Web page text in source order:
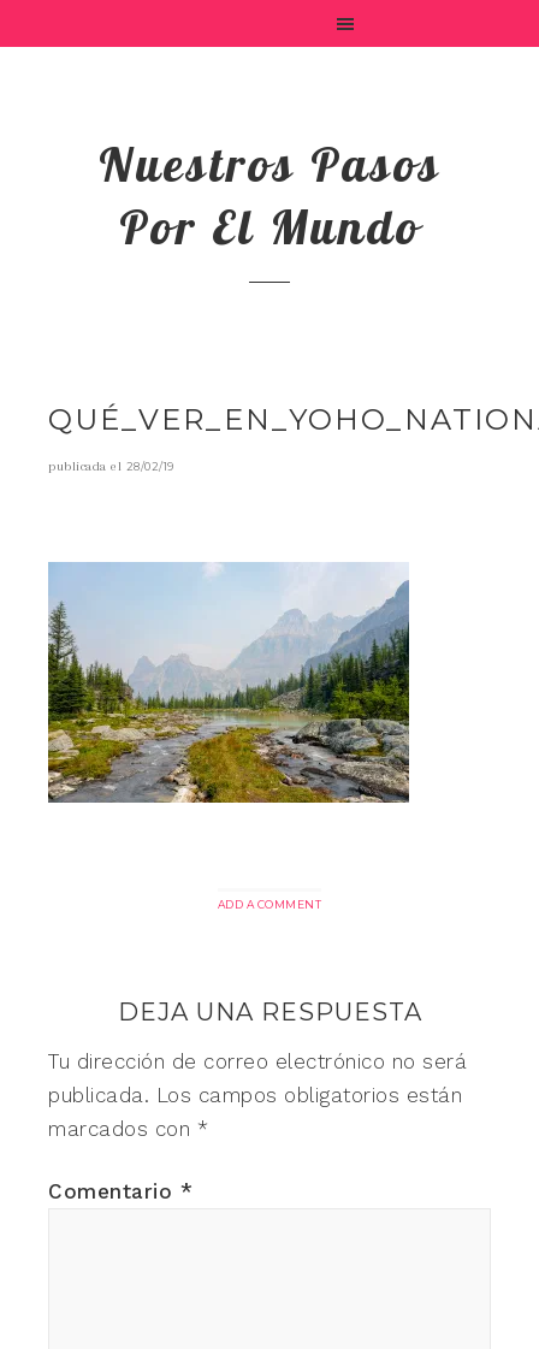
Nuestros Pasos
Por El Mundo
publicada el 28/02/19
ADD A COMMENT
DEJA UNA RESPUESTA
Tu dirección de correo electrónico no será
publicada. Los campos obligatorios están
marcados con *
Comentario *